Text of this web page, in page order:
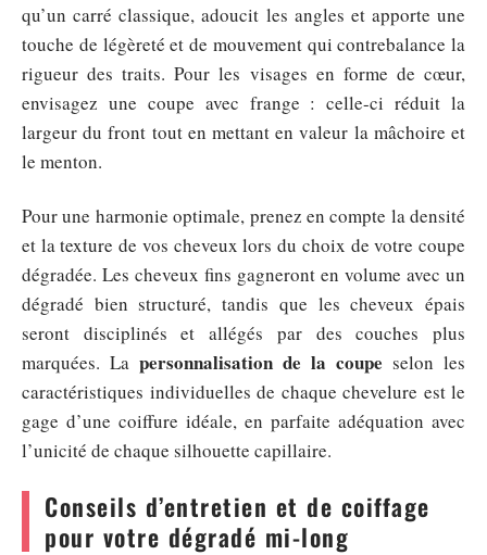
qu’un carré classique, adoucit les angles et apporte une
touche de légèreté et de mouvement qui contrebalance la
rigueur des traits. Pour les visages en forme de cœur,
envisagez une coupe avec frange : celle-ci réduit la
largeur du front tout en mettant en valeur la mâchoire et
le menton.
Pour une harmonie optimale, prenez en compte la densité
et la texture de vos cheveux lors du choix de votre coupe
dégradée. Les cheveux fins gagneront en volume avec un
dégradé bien structuré, tandis que les cheveux épais
seront disciplinés et allégés par des couches plus
marquées. La personnalisation de la coupe selon les
caractéristiques individuelles de chaque chevelure est le
gage d’une coiffure idéale, en parfaite adéquation avec
l’unicité de chaque silhouette capillaire.
Conseils d’entretien et de coiffage
pour votre dégradé mi-long